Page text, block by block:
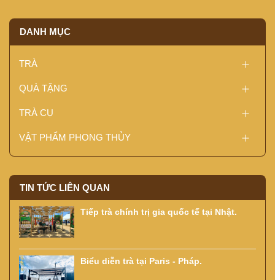
DANH MỤC
TRÀ
QUÀ TẶNG
TRÀ CỤ
VẬT PHẨM PHONG THỦY
TIN TỨC LIÊN QUAN
Tiếp trà chính trị gia quốc tế tại Nhật.
Biểu diễn trà tại Paris - Pháp.